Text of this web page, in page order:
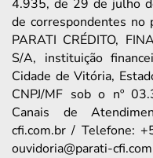
4.935, de 29 de julho
de correspondentes no
PARATI CRÉDITO,
S/A, instituição
Cidade de Vitória,
CNPJ/MF sob o nº
Canais de
cfi.com.br / Telefone:
ouvidoria@parati-